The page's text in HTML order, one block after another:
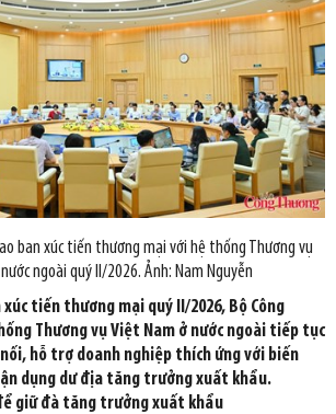
ban xúc tiến thương mại với hệ thống Thương vụ
ngoài quý II/2026. Ảnh: Nam Nguyễn
tiến thương mại quý II/2026, Bộ Công
Thương vụ Việt Nam ở nước ngoài tiếp tục
hỗ trợ doanh nghiệp thích ứng với biến
dụng dư địa tăng trưởng xuất khẩu.
giữ đà tăng trưởng xuất khẩu